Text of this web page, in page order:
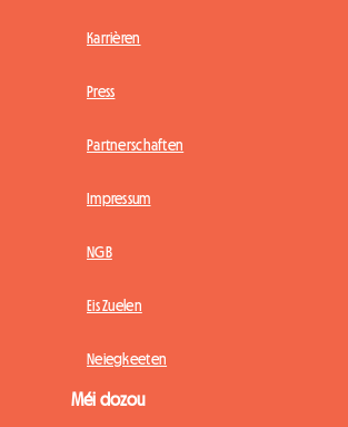
Karrièren
Press
Partnerschaften
Impressum
NGB
Eis Zuelen
Neiegkeeten
Méi dozou